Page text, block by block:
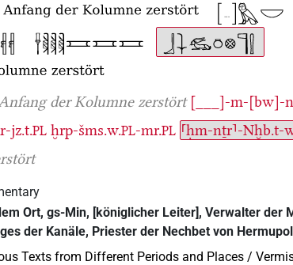
der Kolumne zerstört [___]-m-[bw]-
jz.t.PL ḫrp-šms.w.PL-mr.PL ⸢ḥm-nṯr⸣-Nḫb.t-
Ort, gs-Min, [königlicher Leiter], Verwalter der
der Kanäle, Priester der Nechbet von
Texts from Different Periods and Places /